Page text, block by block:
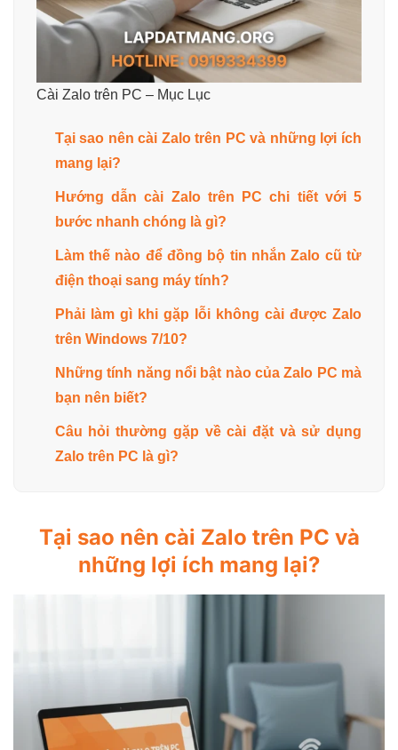
Cài Zalo trên PC – Mục Lục
Tại sao nên cài Zalo trên PC và những lợi ích
mang lại?
Hướng dẫn cài Zalo trên PC chi tiết với 5
bước nhanh chóng là gì?
Làm thế nào để đồng bộ tin nhắn Zalo cũ từ
điện thoại sang máy tính?
Phải làm gì khi gặp lỗi không cài được Zalo
trên Windows 7/10?
Những tính năng nổi bật nào của Zalo PC mà
bạn nên biết?
Câu hỏi thường gặp về cài đặt và sử dụng
Zalo trên PC là gì?
Tại sao nên cài Zalo trên PC và
những lợi ích mang lại?